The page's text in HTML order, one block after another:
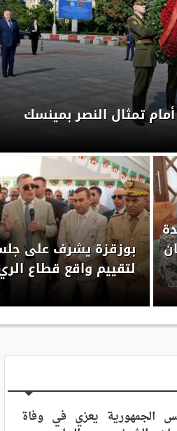
تمثال النصر بمينسك
بوزقزة يشرف على
لتقييم واقع قطاع
الجمهورية يعزي في وفاة